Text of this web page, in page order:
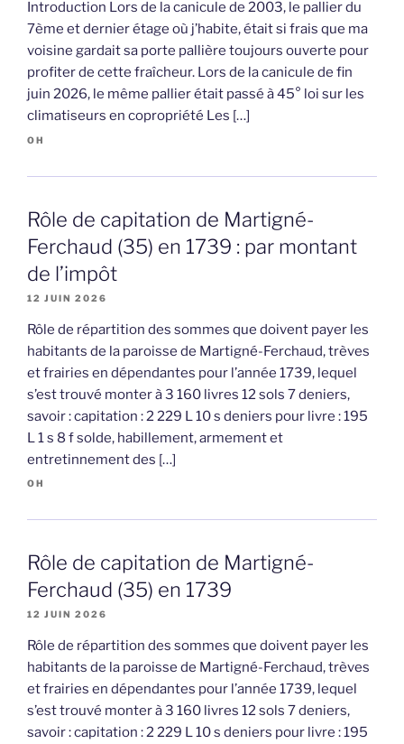
Introduction Lors de la canicule de 2003, le pallier du
7ème et dernier étage où j’habite, était si frais que ma
voisine gardait sa porte pallière toujours ouverte pour
profiter de cette fraîcheur. Lors de la canicule de fin
juin 2026, le même pallier était passé à 45° loi sur les
climatiseurs en copropriété Les […]
OH
Rôle de capitation de Martigné-
Ferchaud (35) en 1739 : par montant
de l’impôt
12 JUIN 2026
Rôle de répartition des sommes que doivent payer les
habitants de la paroisse de Martigné-Ferchaud, trèves
et frairies en dépendantes pour l’année 1739, lequel
s’est trouvé monter à 3 160 livres 12 sols 7 deniers,
savoir : capitation : 2 229 L 10 s deniers pour livre : 195
L 1 s 8 f solde, habillement, armement et
entretinnement des […]
OH
Rôle de capitation de Martigné-
Ferchaud (35) en 1739
12 JUIN 2026
Rôle de répartition des sommes que doivent payer les
habitants de la paroisse de Martigné-Ferchaud, trèves
et frairies en dépendantes pour l’année 1739, lequel
s’est trouvé monter à 3 160 livres 12 sols 7 deniers,
savoir : capitation : 2 229 L 10 s deniers pour livre : 195